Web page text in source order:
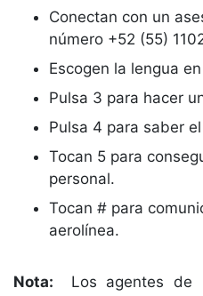
Conectan con un
número +52 (55)
Escogen la lengua
Pulsa 3 para hacer
Pulsa 4 para saber
Tocan 5 para
personal.
Tocan # para
aerolínea.
Nota: Los agentes de